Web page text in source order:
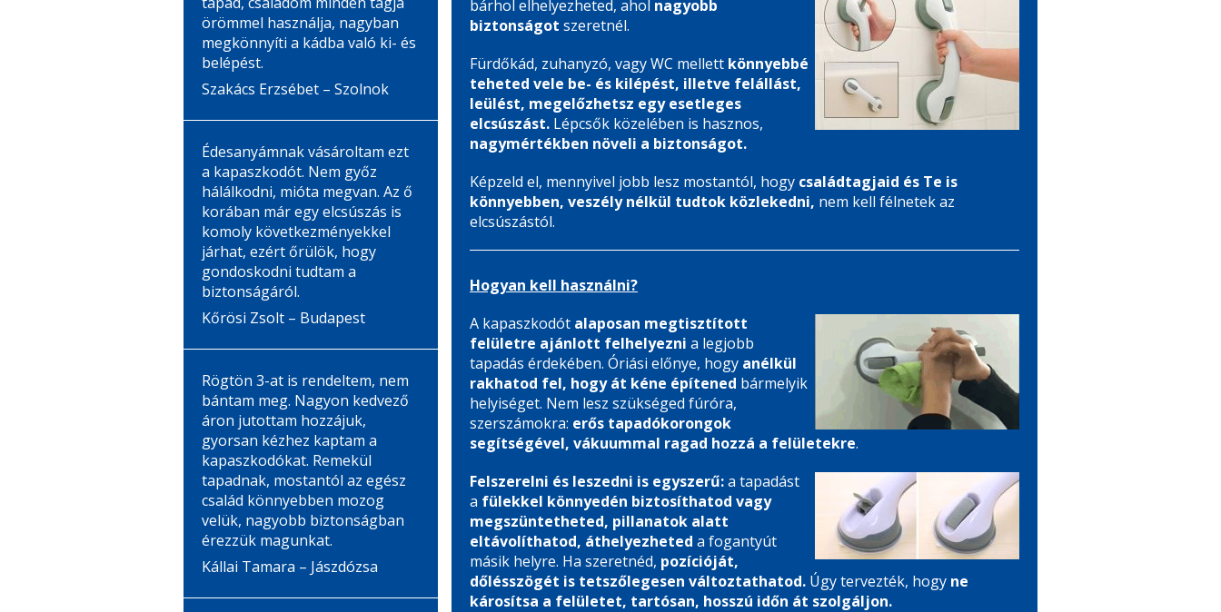
örömmel használja, nagyban
megkönnyíti a kádba való ki- és
belépést.
Szakács Erzsébet – Szolnok
Édesanyámnak vásároltam ezt
a kapaszkodót. Nem győz
hálálkodni, mióta megvan. Az ő
korában már egy elcsúszás is
komoly következményekkel
járhat, ezért őrülök, hogy
gondoskodni tudtam a
biztonságáról.
Kőrösi Zsolt – Budapest
Rögtön 3-at is rendeltem, nem
bántam meg. Nagyon kedvező
áron jutottam hozzájuk,
gyorsan kézhez kaptam a
kapaszkodókat. Remekül
tapadnak, mostantól az egész
család könnyebben mozog
velük, nagyobb biztonságban
érezzük magunkat.
Kállai Tamara – Jászdózsa
bárhol elhelyezheted, ahol nagyobb
biztonságot szeretnél.
Fürdőkád, zuhanyzó, vagy WC mellett könnyebbé
teheted vele be- és kilépést, illetve felállást,
leülést, megelőzhetsz egy esetleges
elcsúszást. Lépcsők közelében is hasznos,
nagymértékben növeli a biztonságot.
Képzeld el, mennyivel jobb lesz mostantól, hogy családtagjaid és Te is
könnyebben, veszély nélkül tudtok közlekedni, nem kell félnetek az
elcsúszástól.
Hogyan kell használni?
A kapaszkodót alaposan megtisztított
felületre ajánlott felhelyezni a legjobb
tapadás érdekében. Óriási előnye, hogy anélkül
rakhatod fel, hogy át kéne építened bármelyik
helyiséget. Nem lesz szükséged fúróra,
szerszámokra: erős tapadókorongok
segítségével, vákuummal ragad hozzá a felületekre.
Felszerelni és leszedni is egyszerű:a tapadást
a fülekkel könnyedén biztosíthatod vagy
megszüntetheted, pillanatok alatt
eltávolíthatod, áthelyezheted a fogantyút
másik helyre. Ha szeretnéd, pozícióját,
dőlésszögét is tetszőlegesen változtathatod. Úgy tervezték, hogy ne
károsítsa a felületet, tartósan, hosszú időn át szolgáljon.